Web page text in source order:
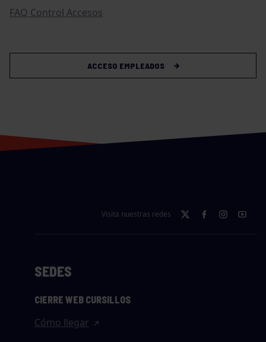
FAQ Control Accesos
ACCESO EMPLEADOS
Visita nuestras redes
SEDES
CIERRE WEB CURSILLOS
Cómo llegar